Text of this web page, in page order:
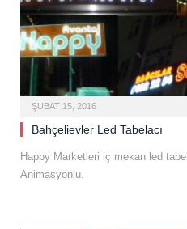
ŞUBAT 15, 2016
Bahçelievler Led Tabelacı
Happy Marketleri iç mekan led
Animasyonlu.